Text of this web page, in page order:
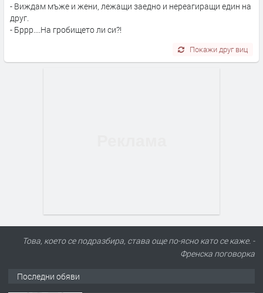
- Виждам мъже и жени, лежащи заедно и нереагиращи един на
друг.
- Бррр....На гробището ли си?!
Покажи друг виц
Това, което се подразбира, става още по-ясно като се каже. -
Френска поговорка
Последни обяви